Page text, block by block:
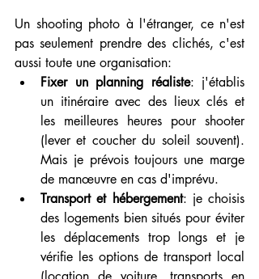
Un shooting photo à l'étranger, ce n'est
pas seulement prendre des clichés, c'est
aussi toute une organisation:
Fixer un planning réaliste: j'établis
un itinéraire avec des lieux clés et
les meilleures heures pour shooter
(lever et coucher du soleil souvent).
Mais je prévois toujours une marge
de manœuvre en cas d'imprévu.
Transport et hébergement: je choisis
des logements bien situés pour éviter
les déplacements trop longs et je
vérifie les options de transport local